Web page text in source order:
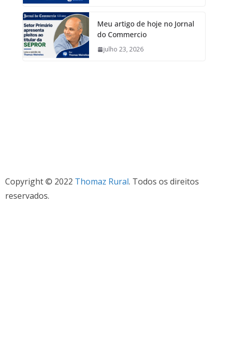
Meu artigo de hoje no Jornal
do Commercio
julho 23, 2026
Copyright © 2022 Thomaz Rural. Todos os direitos
reservados.